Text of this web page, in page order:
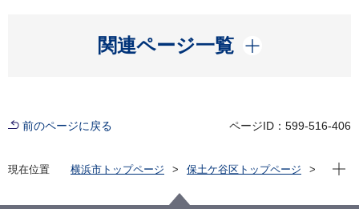
関連ページ一覧
開く
前のページに戻る ページID：599-516-406
現在位置 横浜市トップページ
保土ケ谷区トップページ
現在